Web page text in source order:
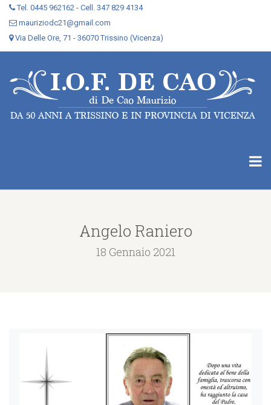
Tel. 0445 962162 - Cell. 347 829 4134
mauriziodc21@gmail.com
Via Delle Ore, 71 - 36070 Trissino (Vicenza)
Angelo Raniero
18 Gennaio 2021